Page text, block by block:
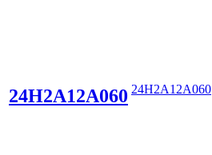
24H2A12A060 24H2A12A060